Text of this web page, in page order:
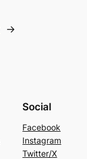
→
Social
Facebook
Instagram
Twitter/X